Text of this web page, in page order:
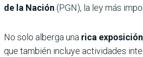
de la Nación (PGN), la ley más
No solo alberga una rica
que también incluye actividades